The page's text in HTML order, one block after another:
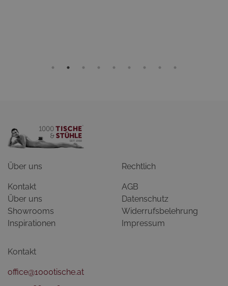
Über uns
Kontakt
Über uns
Showrooms
Inspirationen
Rechtlich
AGB
Datenschutz
Widerrufsbelehrung
Impressum
Kontakt
office@1000tische.at